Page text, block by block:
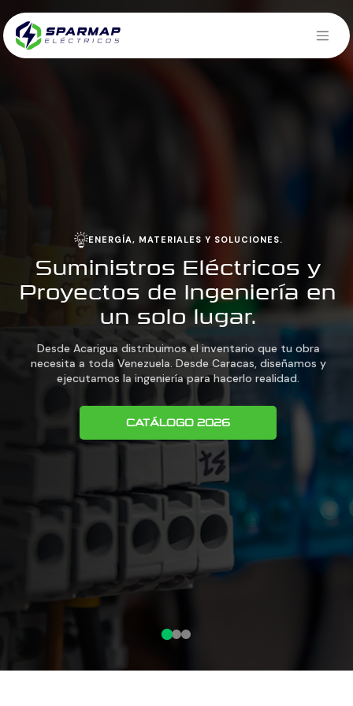
ENERGÍA, MATERIALES Y SOLUCIONES.
Suministros Eléctricos y
Proyectos de Ingeniería en
un solo lugar.
Desde Acarigua distribuimos el inventario que tu obra
necesita a toda Venezuela. Desde Caracas, diseñamos y
ejecutamos la ingeniería para hacerlo realidad.
CATÁLOGO 2026